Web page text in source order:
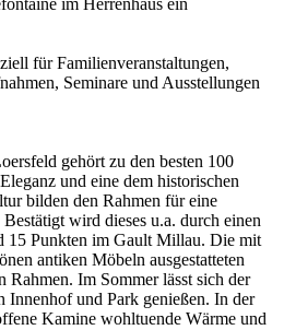
im Herrenhaus ein
für Familienveranstaltungen,
Seminare und Ausstellungen
gehört zu den besten 100
und eine dem historischen
bilden den Rahmen für eine
wird dieses u.a. durch einen
15 Punkten im Gault Millau. Die mit
antiken Möbeln ausgestatteten
Rahmen. Im Sommer lässt sich der
Innenhof und Park genießen. In der
Kamine wohltuende Wärme und